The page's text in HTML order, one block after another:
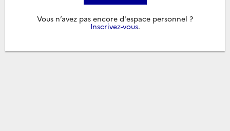
Vous n’avez pas encore d'espace personnel ?
Inscrivez-vous.